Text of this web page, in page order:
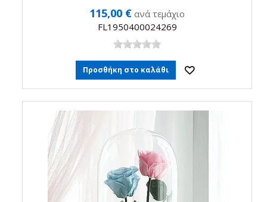
115,00 € ανά τεμάχιο
FL1950400024269
Προσθήκη στο καλάθι